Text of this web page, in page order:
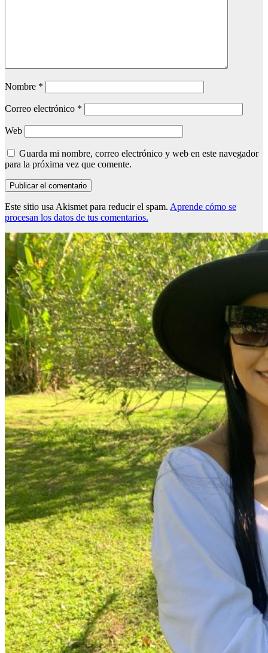
Nombre *
Correo electrónico *
Web
Guarda mi nombre, correo electrónico y web en este navegador
para la próxima vez que comente.
Este sitio usa Akismet para reducir el spam. Aprende cómo se
procesan los datos de tus comentarios.